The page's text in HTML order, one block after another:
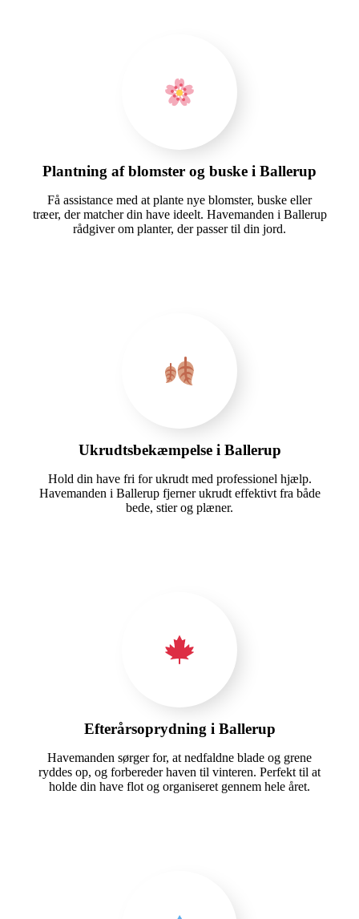
Plantning af blomster og buske i Ballerup
Få assistance med at plante nye blomster, buske eller
træer, der matcher din have ideelt. Havemanden i Ballerup
rådgiver om planter, der passer til din jord.
Ukrudtsbekæmpelse i Ballerup
Hold din have fri for ukrudt med professionel hjælp.
Havemanden i Ballerup fjerner ukrudt effektivt fra både
bede, stier og plæner.
Efterårsoprydning i Ballerup
Havemanden sørger for, at nedfaldne blade og grene
ryddes op, og forbereder haven til vinteren. Perfekt til at
holde din have flot og organiseret gennem hele året.